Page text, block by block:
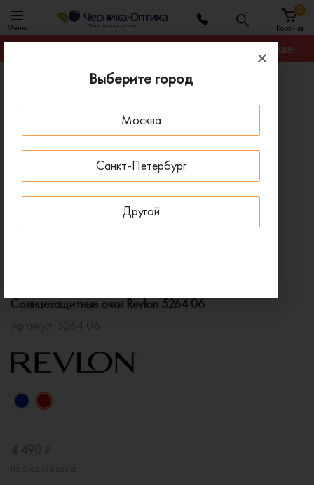
Выберите город
Москва
Санкт-Петербург
Другой
Меню Корзина
0
Гарантируем лучшую цену на любую оправу в Москве
Солнцезащитные очки
Солнцезащитные очки Revlon 5264 06
Солнцезащитные очки Revlon 5264 06
ПОД ЗАКАЗ